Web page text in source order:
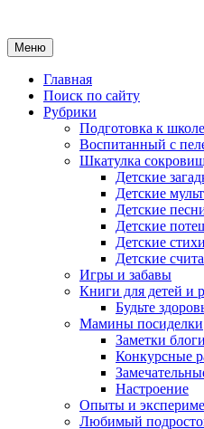
Меню
Главная
Поиск по сайту
Рубрики
Подготовка к
Воспитанный с
Шкатулка
Детские
Детские
Детские
Детские
Детские стихи
Детские
Игры и забавы
Книги для детей и
Будьте
Мамины посиделки
Заметки
Конкурсные
Настроение
Опыты и
Любимый